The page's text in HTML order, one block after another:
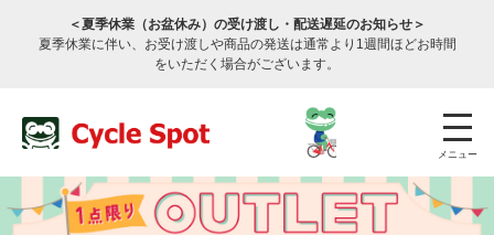
＜夏季休業（お盆休み）の受け渡し・配送遅延のお知らせ＞
夏季休業に伴い、お受け渡しや商品の発送は通常より1週間ほどお時間
をいただく場合がございます。
メニュー